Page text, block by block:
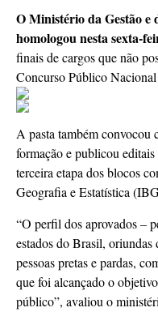
O Ministério da Gestão e
homologou nesta sexta-
finais de cargos que não
Concurso Público
A pasta também convocou
formação e publicou
terceira etapa dos blocos
Geografia e Estatística
“O perfil dos aprovados –
estados do Brasil,
pessoas pretas e pardas,
que foi alcançado o
público”, avaliou o